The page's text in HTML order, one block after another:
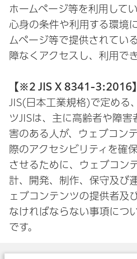
ホームページ等を利用して
心身の条件や利用する環境
ムページ等で提供されてい
障なくアクセスし、利用で
【※2 JIS X 8341-3:2016】
JIS(日本工業規格)で定める
ツJISは、主に高齢者や障害
害のある人が、ウェブコン
際のアクセシビリティを確
させるために、ウェブコン
計、開発、制作、保守及び
ェブコンテンツの提供者及
なければならない事項につ
です。